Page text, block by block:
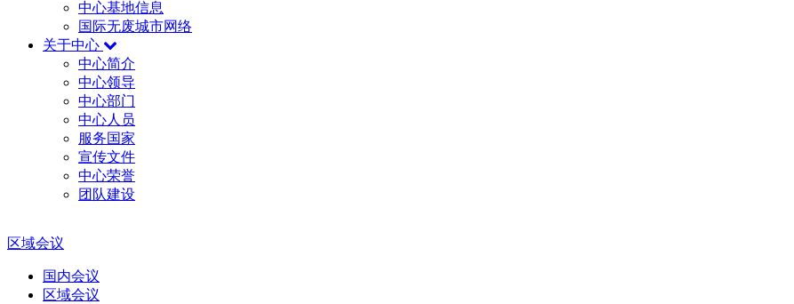
中心基地信息
国际无废城市网络
关于中心
中心简介
中心领导
中心部门
中心人员
服务国家
宣传文件
中心荣誉
团队建设
区域会议
国内会议
区域会议